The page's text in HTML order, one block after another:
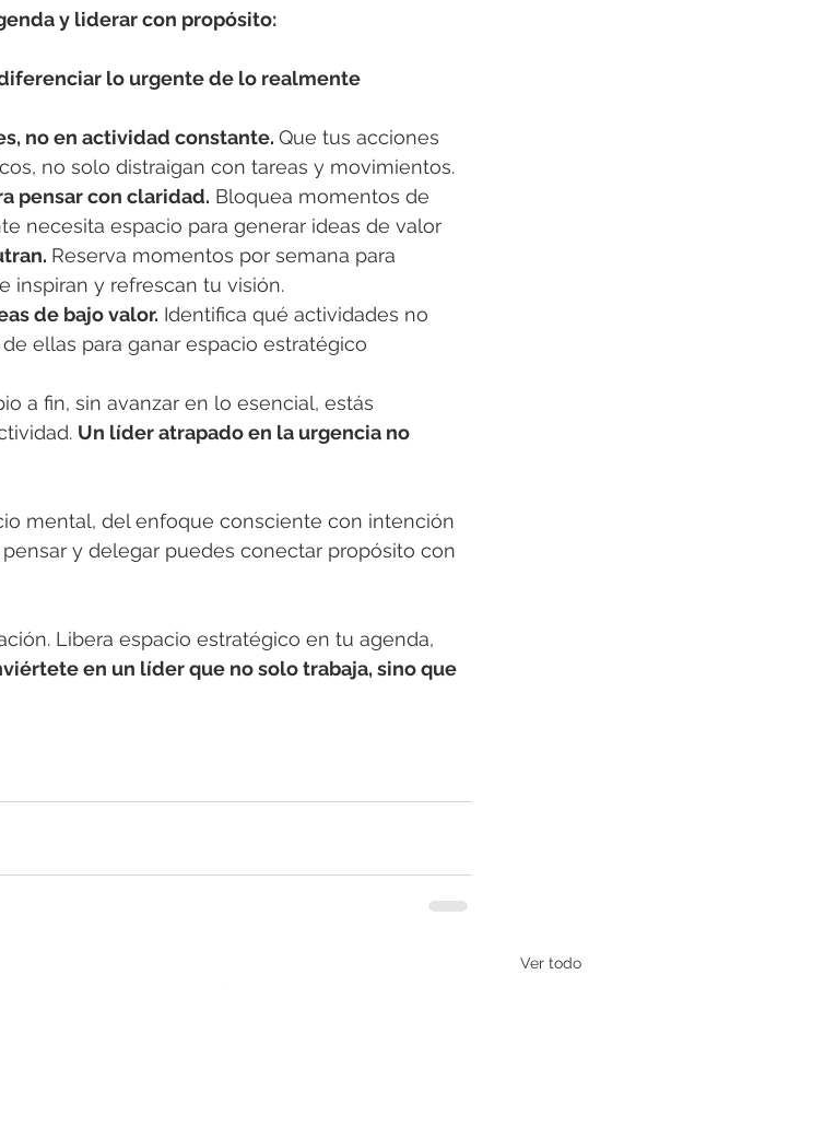
y liderar con propósito:
lo urgente de lo realmente
no en actividad constante. Que tus acciones
no solo distraigan con tareas y movimientos.
pensar con claridad. Bloquea momentos de
necesita espacio para generar ideas de valor
Reserva momentos por semana para
inspiran y refrescan tu visión.
de bajo valor. Identifica qué actividades no
ellas para ganar espacio estratégico
a fin, sin avanzar en lo esencial, estás
Un líder atrapado en la urgencia no
mental, del enfoque consciente con intención
y delegar puedes conectar propósito con
Libera espacio estratégico en tu agenda,
en un líder que no solo trabaja, sino que
Ver todo